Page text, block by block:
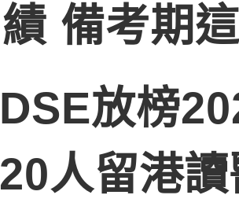
績 備考期
DSE放榜
20人留港